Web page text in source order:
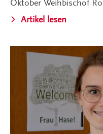
Oktober Weihbischof
Artikel lesen